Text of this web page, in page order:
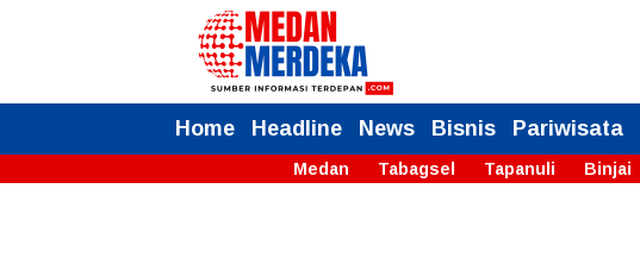
Home Headline News Bisnis Pariwisata
Medan Tabagsel Tapanuli Binjai